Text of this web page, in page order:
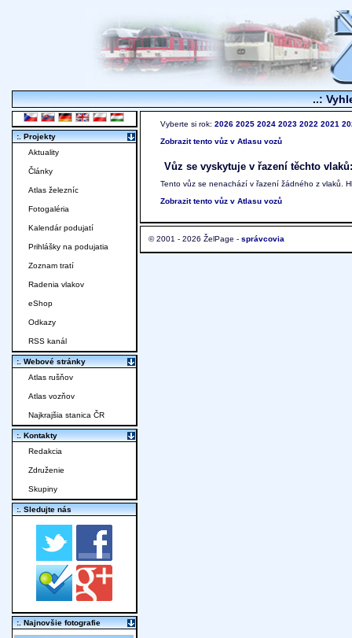
..:
Vyberte si rok: 2026 2025 2024 2023 2022 2021
Zobrazit tento vůz v Atlasu vozů
Vůz se vyskytuje v řazení těchto vlaků:
Tento vůz se nenachází v řazení žádného z vlaků.
Zobrazit tento vůz v Atlasu vozů
© 2001 - 2026 ŽelPage - správcovia
:. Projekty
Aktuality
Články
Atlas železníc
Fotogaléria
Kalendár podujatí
Prihlášky na podujatia
Zoznam tratí
Radenia vlakov
eShop
Odkazy
RSS kanál
:. Webové stránky
Atlas rušňov
Atlas vozňov
Najkrajšia stanica ČR
:. Kontakty
Redakcia
Združenie
Skupiny
:. Sledujte nás
:. Najnovšie fotografie